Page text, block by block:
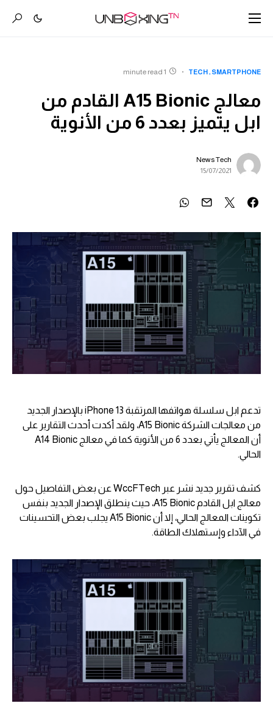
SMARTPHONE
TECH
1 minute read
معالج A15 Bionic القادم من
ابل يتميز بعدد 6 من الأنوية
News Tech
15/07/2021
تدعم ابل سلسلة هواتفها المرتقبة iPhone 13 بالإصدار الجديد
من معالجات الشركة A15 Bionic، ولقد أكدت أحدث التقارير على
أن المعالج يأتي بعدد 6 من الأنوية كما في معالج A14 Bionic
الحالي.
كشف تقرير جديد نشر عبر WccFTech عن بعض التفاصيل حول
معالج ابل القادم A15 Bionic، حيث ينطلق الإصدار الجديد بنفس
تكوينات المعالج الحالي، إلا أن A15 Bionic يجلب بعض التحسينات
في الآداء وإستهلاك الطاقة.